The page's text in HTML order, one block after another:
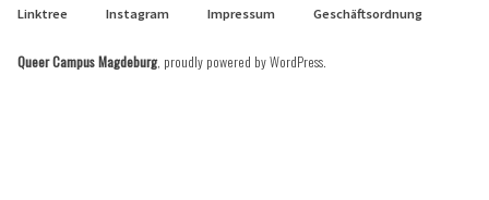
Linktree Instagram Impressum Geschäftsordnung
Queer Campus Magdeburg, proudly powered by WordPress.